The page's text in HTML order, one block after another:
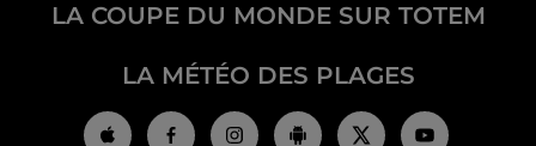
LA COUPE DU MONDE SUR TOTEM
LA MÉTÉO DES PLAGES